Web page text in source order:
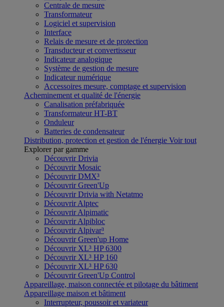
Centrale de mesure
Transformateur
Logiciel et supervision
Interface
Relais de mesure et de protection
Transducteur et convertisseur
Indicateur analogique
Système de gestion de mesure
Indicateur numérique
Accessoires mesure, comptage et supervision
Acheminement et qualité de l'énergie
Canalisation préfabriquée
Transformateur HT-BT
Onduleur
Batteries de condensateur
Distribution, protection et gestion de l'énergie Voir tout
Explorer par gamme
Découvrir Drivia
Découvrir Mosaic
Découvrir DMX³
Découvrir Green'Up
Découvrir Drivia with Netatmo
Découvrir Alptec
Découvrir Alpimatic
Découvrir Alpibloc
Découvrir Alpivar³
Découvrir Green'up Home
Découvrir XL³ HP 6300
Découvrir XL³ HP 160
Découvrir XL³ HP 630
Découvrir Green'Up Control
Appareillage, maison connectée et pilotage du bâtiment
Appareillage maison et bâtiment
Interrupteur, poussoir et variateur